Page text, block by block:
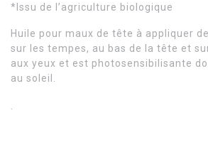
*Issu de l’agriculture biologique
Huile pour maux de tête à appliquer
sur les tempes, au bas de la tête et
aux yeux et est photosensibilisante
au soleil.